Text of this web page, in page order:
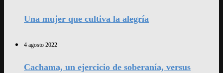
Una mujer que cultiva la alegría
4 agosto 2022
Cachama, un ejercicio de soberanía, versus